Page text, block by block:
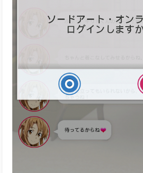
ひとしきりチャットのやり取りを終